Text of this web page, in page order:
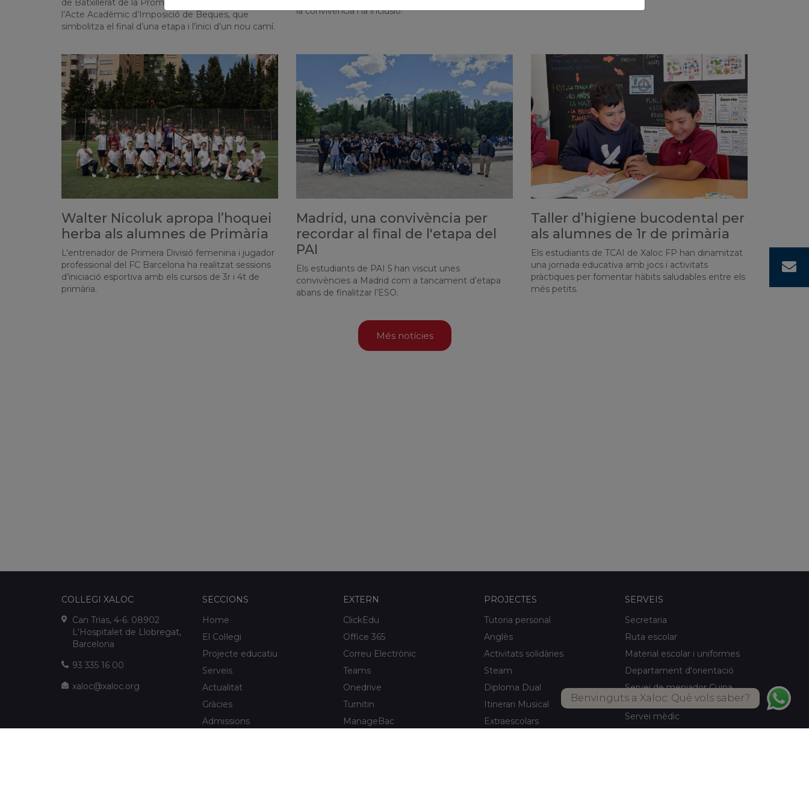
de Batxillerat de la Promoció Cosmos II van viure
l’Acte Acadèmic d’Imposició de Beques, que
simbolitza el final d’una etapa i l’inici d’un nou camí.
la convivència i la inclusió.
Walter Nicoluk apropa l’hoquei
herba als alumnes de Primària
L’entrenador de Primera Divisió femenina i jugador
professional del FC Barcelona ha realitzat sessions
d’iniciació esportiva amb els cursos de 3r i 4t de
primària.
Madrid, una convivència per
recordar al final de l'etapa del
PAI
Els estudiants de PAI 5 han viscut unes
convivències a Madrid com a tancament d’etapa
abans de finalitzar l’ESO.
Taller d’higiene bucodental per
als alumnes de 1r de primària
Els estudiants de TCAI de Xaloc FP han dinamitzat
una jornada educativa amb jocs i activitats
pràctiques per fomentar hàbits saludables entre els
més petits.
Més notícies
Benvinguts a Xaloc: Què vols saber?
COL·LEGI XALOC
Can Trias, 4-6. 08902
L'Hospitalet de Llobregat,
Barcelona
93 335 16 00
xaloc@xaloc.org
SECCIONS
Home
El Col·legi
Projecte educatiu
Serveis
Actualitat
Gràcies
Admissions
EXTERN
ClickEdu
Office 365
Correu Electrònic
Teams
Onedrive
Turnitin
ManageBac
PROJECTES
Tutoria personal
Anglès
Activitats solidàries
Steam
Diploma Dual
Itinerari Musical
Extraescolars
SERVEIS
Secretaria
Ruta escolar
Material escolar i uniformes
Departament d'orientació
Servei de menjador Cuina
pròpia
Servei mèdic